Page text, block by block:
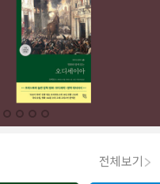
전체보기